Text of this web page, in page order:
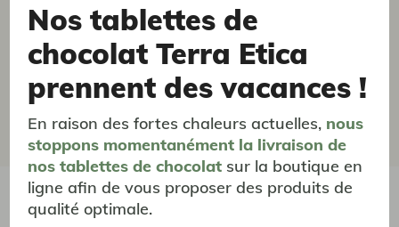
30/10/2025
Excellent café du quotidien
Notre café du quotidien depuis des années. Il satisfait
vous aimerez aussi...
Nos tablettes de
chocolat Terra Etica
prennent des vacances !
En raison des fortes chaleurs actuelles, nous
stoppons momentanément la livraison de
nos tablettes de chocolat sur la boutique en
ligne afin de vous proposer des produits de
qualité optimale.